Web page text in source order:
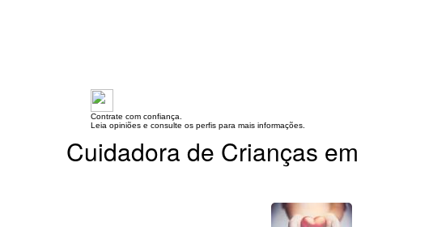
Contrate com confiança.
Leia opiniões e consulte os perfis para mais informações.
Cuidadora de Crianças em